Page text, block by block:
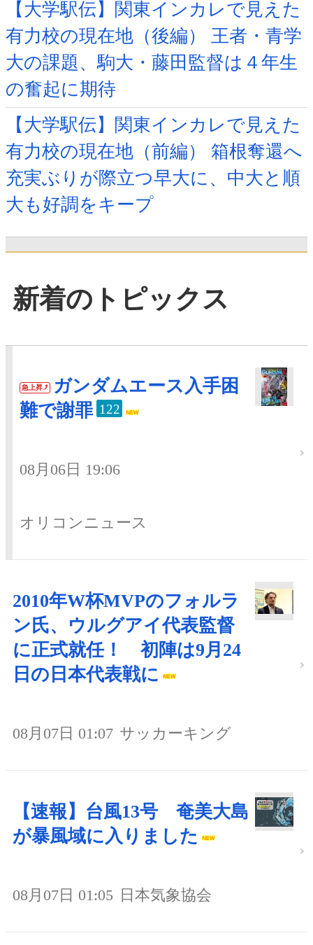
【大学駅伝】関東インカレで見えた
有力校の現在地（後編） 王者・青学
大の課題、駒大・藤田監督は４年生
の奮起に期待
【大学駅伝】関東インカレで見えた
有力校の現在地（前編） 箱根奪還へ
充実ぶりが際立つ早大に、中大と順
大も好調をキープ
新着のトピックス
急上昇
ガンダムエース入手困
難で謝罪 122
08月06日 19:06
オリコンニュース
2010年W杯MVPのフォルラ
ン氏、ウルグアイ代表監督
に正式就任！ 初陣は9月24
日の日本代表戦に
08月07日 01:07 サッカーキング
【速報】台風13号 奄美大島
が暴風域に入りました
08月07日 01:05 日本気象協会